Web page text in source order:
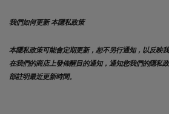
我們如何更新 本隱私政策
本隱私政策可能會定期更新，恕不另行通知，以反映
在我們的商店上發佈醒目的通知，通知您我們的隱私
部註明最近更新時間。